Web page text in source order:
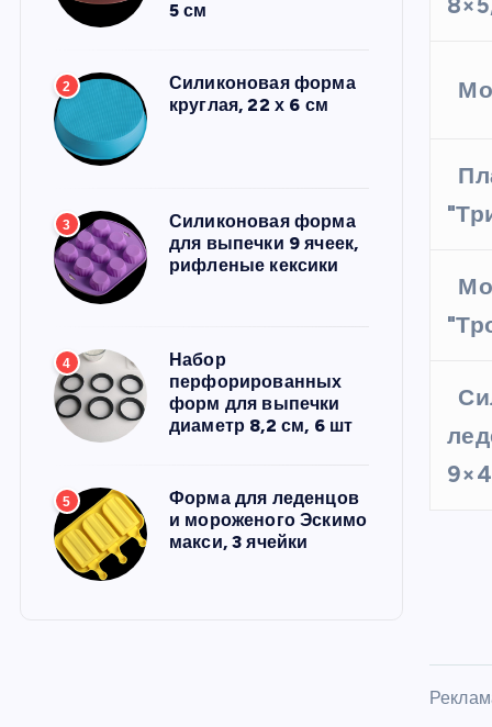
5 см
2
Силиконовая форма
круглая, 22 х 6 см
3
Силиконовая форма
для выпечки 9 ячеек,
рифленые кексики
4
Набор
перфорированных
форм для выпечки
диаметр 8,2 см, 6 шт
5
Форма для леденцов
и мороженого Эскимо
макси, 3 ячейки